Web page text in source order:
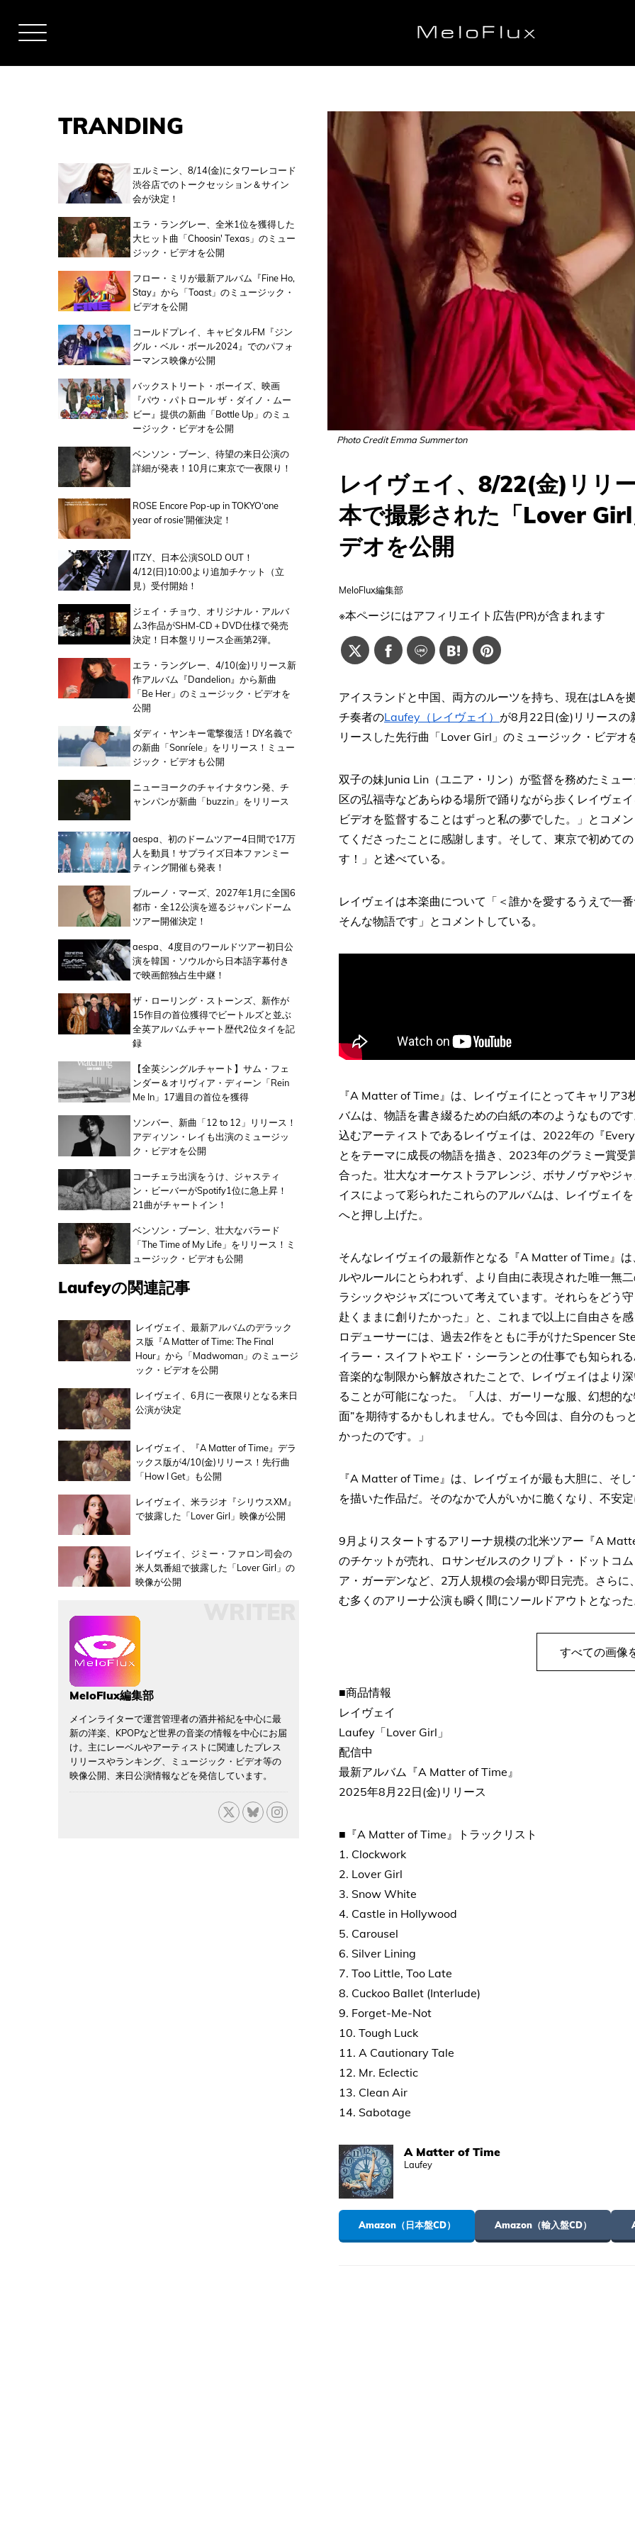
Photo Credit Emma Summerton
レイヴェイ、8/22(金)リリ
本で撮影された「Lover
デオを公開
MeloFlux編集部
※本ページにはアフィリエイト広告(PR)が含まれます
アイスランドと中国、両方のルーツを持ち、現在はLAを
チ奏者のLaufey（レイヴェイ） が8月22日(金)リリース
リースした先行曲「Lover Girl」のミュージック・ビデオ
双子の妹Junia Lin（ユニア・リン）が監督を務めたミュ
区の弘福寺などあらゆる場所で踊りながら歩くレイヴェ
ビデオを監督することはずっと私の夢でした。」とコメ
てくださったことに感謝します。そして、東京で初めて
す！」と述べている。
レイヴェイは本楽曲について「＜誰かを愛するうえで一
そんな物語です」とコメントしている。
『A Matter of Time』は、レイヴェイにとってキャリア
バムは、物語を書き綴るための白紙の本のようなもので
込むアーティストであるレイヴェイは、2022年の『
とをテーマに成長の物語を描き、2023年のグラミー賞
合った。壮大なオーケストラアレンジ、ボサノヴァやジ
イスによって彩られたこれらのアルバムは、レイヴェイ
へと押し上げた。
そんなレイヴェイの最新作となる『A Matter of Time』
ルやルールにとらわれず、より自由に表現された唯一無
ラシックやジャズについて考えています。それらをどう
赴くままに創りたかった」と、これまで以上に自由さを
ロデューサーには、過去2作をともに手がけたSpencer
イラー・スイフトやエド・シーランとの仕事でも知られ
音楽的な制限から解放されたことで、レイヴェイはより
ることが可能になった。「人は、ガーリーな服、幻想的
面”を期待するかもしれません。でも今回は、自分のも
かったのです。」
『A Matter of Time』は、レイヴェイが最も大胆に、そ
を描いた作品だ。そのなかで人がいかに脆くなり、不安
9月よりスタートするアリーナ規模の北米ツアー『A
のチケットが売れ、ロサンゼルスのクリプト・ドットコ
ア・ガーデンなど、2万人規模の会場が即日完売。さら
む多くのアリーナ公演も瞬く間にソールドアウトとなった
すべての画像
■商品情報
レイヴェイ
Laufey「Lover Girl」
配信中
最新アルバム『A Matter of Time』
2025年8月22日(金)リリース
■『A Matter of Time』トラックリスト
1. Clockwork
2. Lover Girl
3. Snow White
4. Castle in Hollywood
5. Carousel
6. Silver Lining
7. Too Little, Too Late
8. Cuckoo Ballet (Interlude)
9. Forget-Me-Not
10. Tough Luck
11. A Cautionary Tale
12. Mr. Eclectic
13. Clean Air
14. Sabotage
A Matter of Time
Laufey
Amazon（日本盤CD） Amazon（輸入盤CD）
TRANDING
エルミーン、8/14(金)にタワーレコード
渋谷店でのトークセッション＆サイン
会が決定！
エラ・ラングレー、全米1位を獲得した
大ヒット曲「Choosin' Texas」のミュー
ジック・ビデオを公開
フロー・ミリが最新アルバム『Fine Ho,
Stay』から「Toast」のミュージック・
ビデオを公開
コールドプレイ、キャピタルFM『ジン
グル・ベル・ボール2024』でのパフォ
ーマンス映像が公開
バックストリート・ボーイズ、映画
『パウ・パトロール ザ・ダイノ・ムー
ビー』提供の新曲「Bottle Up」のミュ
ージック・ビデオを公開
ベンソン・ブーン、待望の来日公演の
詳細が発表！10月に東京で一夜限り！
ROSE Encore Pop-up in TOKYO‘one
year of rosie’開催決定！
ITZY、日本公演SOLD OUT！
4/12(日)10:00より追加チケット（立
見）受付開始！
ジェイ・チョウ、オリジナル・アルバ
ム3作品がSHM-CD＋DVD仕様で発売
決定！日本盤リリース企画第2弾。
エラ・ラングレー、4/10(金)リリース新
作アルバム『Dandelion』から新曲
「Be Her」のミュージック・ビデオを
公開
ダディ・ヤンキー電撃復活！DY名義で
の新曲「Sonríele」をリリース！ミュー
ジック・ビデオも公開
ニューヨークのチャイナタウン発、チ
ャンパンが新曲「buzzin」をリリース
aespa、初のドームツアー4日間で17万
人を動員！サプライズ日本ファンミー
ティング開催も発表！
ブルーノ・マーズ、2027年1月に全国6
都市・全12公演を巡るジャパンドーム
ツアー開催決定！
aespa、4度目のワールドツアー初日公
演を韓国・ソウルから日本語字幕付き
で映画館独占生中継！
ザ・ローリング・ストーンズ、新作が
15作目の首位獲得でビートルズと並ぶ
全英アルバムチャート歴代2位タイを記
録
【全英シングルチャート】サム・フェ
ンダー＆オリヴィア・ディーン「Rein
Me In」17週目の首位を獲得
ソンバー、新曲「12 to 12」リリース！
アディソン・レイも出演のミュージッ
ク・ビデオを公開
コーチェラ出演をうけ、ジャスティ
ン・ビーバーがSpotify1位に急上昇！
21曲がチャートイン！
ベンソン・ブーン、壮大なバラード
「The Time of My Life」をリリース！ミ
ュージック・ビデオも公開
Laufeyの関連記事
レイヴェイ、最新アルバムのデラック
ス版『A Matter of Time: The Final
Hour』から「Madwoman」のミュージ
ック・ビデオを公開
レイヴェイ、6月に一夜限りとなる来日
公演が決定
レイヴェイ、『A Matter of Time』デラ
ックス版が4/10(金)リリース！先行曲
「How I Get」も公開
レイヴェイ、米ラジオ『シリウスXM』
で披露した「Lover Girl」映像が公開
レイヴェイ、ジミー・ファロン司会の
米人気番組で披露した「Lover Girl」の
映像が公開
MeloFlux編集部
メインライターで運営管理者の酒井裕紀を中心に最
新の洋楽、KPOPなど世界の音楽の情報を中心にお届
け。主にレーベルやアーティストに関連したプレス
リリースやランキング、ミュージック・ビデオ等の
映像公開、来日公演情報などを発信しています。